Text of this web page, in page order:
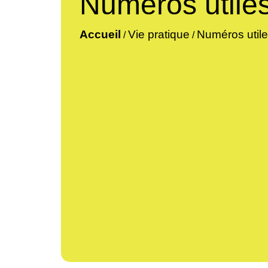
Accueil /Vie pratique / Numéros